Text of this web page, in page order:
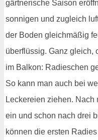
gärtnerische Saison
sonnigen und zugleich
der Boden gleichmäßig
überflüssig. Ganz gleich,
im Balkon: Radieschen
So kann man auch bei
Leckereien ziehen. Nach
ein und schon nach drei
können die ersten